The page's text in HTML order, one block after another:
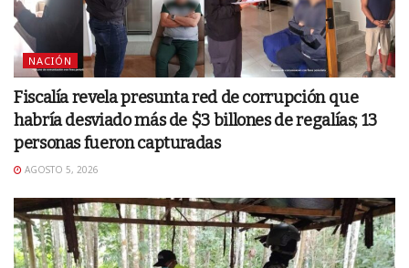
NACIÓN
Fiscalía revela presunta red de corrupción que
habría desviado más de $3 billones de regalías; 13
personas fueron capturadas
AGOSTO 5, 2026